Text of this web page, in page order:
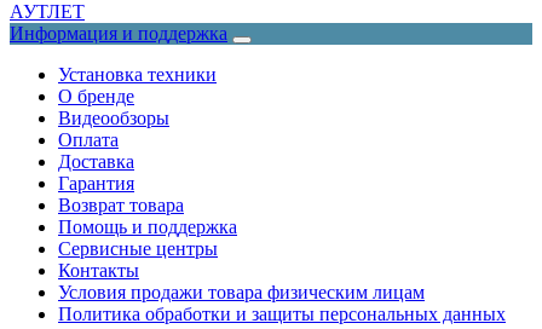
АУТЛЕТ
Информация и поддержка
Установка техники
О бренде
Видеообзоры
Оплата
Доставка
Гарантия
Возврат товара
Помощь и поддержка
Сервисные центры
Контакты
Условия продажи товара физическим лицам
Политика обработки и защиты персональных данных